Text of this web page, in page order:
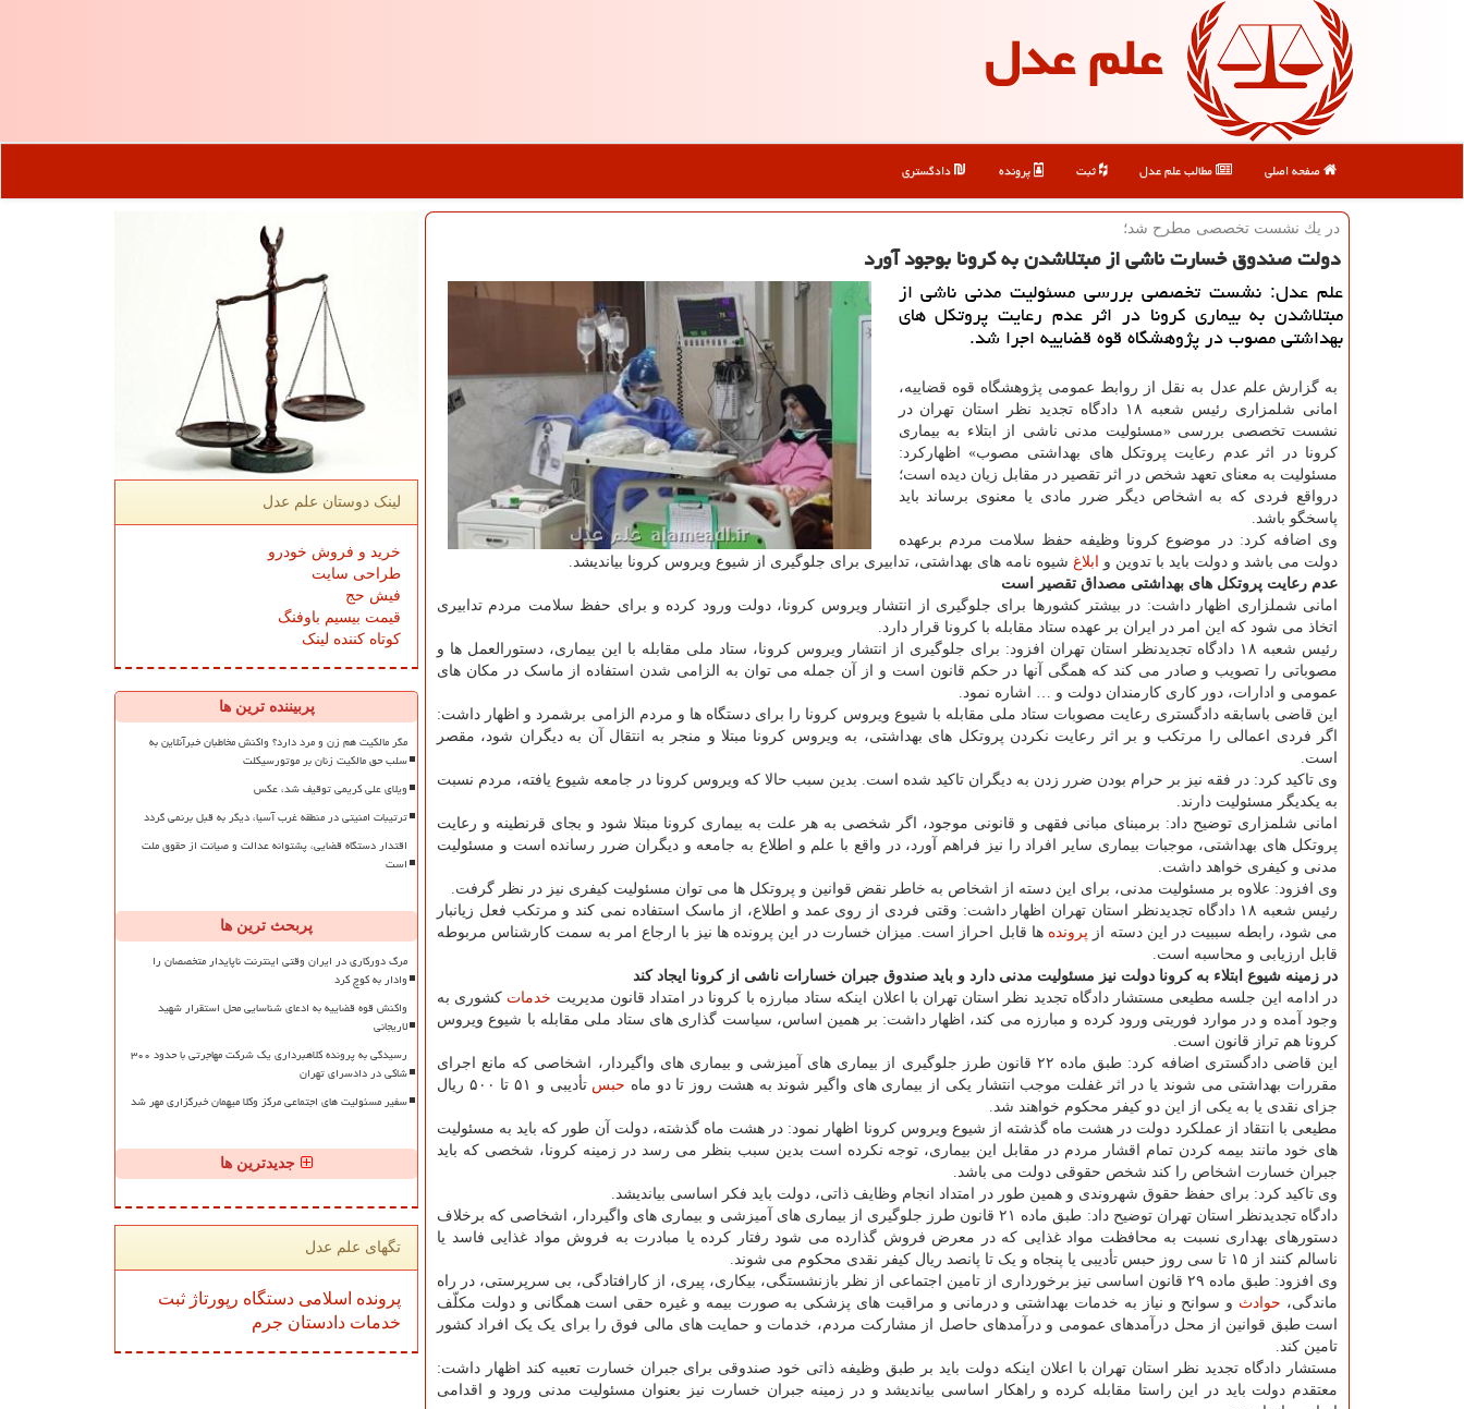
علم عدل
صفحه اصلی مطالب علم عدل ثبت پرونده دادگستری
در یك نشست تخصصی مطرح شد؛
دولت صندوق خسارت ناشی از مبتلاشدن به كرونا بوجود آورد
علم عدل: نشست تخصصی بررسی مسئولیت مدنی ناشی از
مبتلاشدن به بیماری كرونا در اثر عدم رعایت پروتكل های
بهداشتی مصوب در پژوهشگاه قوه قضاییه اجرا شد.
به گزارش علم عدل به نقل از روابط عمومی پژوهشگاه قوه قضاییه،
امانی شلمزاری رئیس شعبه ۱۸ دادگاه تجدید نظر استان تهران در
نشست تخصصی بررسی «مسئولیت مدنی ناشی از ابتلاء به بیماری
کرونا در اثر عدم رعایت پروتکل های بهداشتی مصوب» اظهارکرد:
مسئولیت به معنای تعهد شخص در اثر تقصیر در مقابل زیان دیده است؛
درواقع فردی که به اشخاص دیگر ضرر مادی یا معنوی برساند باید
پاسخگو باشد.
وی اضافه کرد: در موضوع کرونا وظیفه حفظ سلامت مردم برعهده
دولت می باشد و دولت باید با تدوین و
ابلاغ شیوه نامه های بهداشتی، تدابیری برای جلوگیری از شیوع ویروس کرونا بیاندیشد.
عدم رعایت پروتکل های بهداشتی مصداق تقصیر است
امانی شملزاری اظهار داشت: در بیشتر کشورها برای جلوگیری از انتشار ویروس کرونا، دولت ورود کرده و برای حفظ سلامت مردم تدابیری
اتخاذ می شود که این امر در ایران بر عهده ستاد مقابله با کرونا قرار دارد.
رئیس شعبه ۱۸ دادگاه تجدیدنظر استان تهران افزود: برای جلوگیری از انتشار ویروس کرونا، ستاد ملی مقابله با این بیماری، دستورالعمل ها و
مصوباتی را تصویب و صادر می کند که همگی آنها در حکم قانون است و از آن جمله می توان به الزامی شدن استفاده از ماسک در مکان های
عمومی و ادارات، دور کاری کارمندان دولت و … اشاره نمود.
این قاضی باسابقه دادگستری رعایت مصوبات ستاد ملی مقابله با شیوع ویروس کرونا را برای دستگاه ها و مردم الزامی برشمرد و اظهار داشت:
اگر فردی اعمالی را مرتکب و بر اثر رعایت نکردن پروتکل های بهداشتی، به ویروس کرونا مبتلا و منجر به انتقال آن به دیگران شود، مقصر
است.
وی تاکید کرد: در فقه نیز بر حرام بودن ضرر زدن به دیگران تاکید شده است. بدین سبب حالا که ویروس کرونا در جامعه شیوع یافته، مردم نسبت
به یکدیگر مسئولیت دارند.
امانی شلمزاری توضیح داد: برمبنای مبانی فقهی و قانونی موجود، اگر شخصی به هر علت به بیماری کرونا مبتلا شود و بجای قرنطینه و رعایت
پروتکل های بهداشتی، موجبات بیماری سایر افراد را نیز فراهم آورد، در واقع با علم و اطلاع به جامعه و دیگران ضرر رسانده است و مسئولیت
مدنی و کیفری خواهد داشت.
وی افزود: علاوه بر مسئولیت مدنی، برای این دسته از اشخاص به خاطر نقض قوانین و پروتکل ها می توان مسئولیت کیفری نیز در نظر گرفت.
رئیس شعبه ۱۸ دادگاه تجدیدنظر استان تهران اظهار داشت: وقتی فردی از روی عمد و اطلاع، از ماسک استفاده نمی کند و مرتکب فعل زیانبار
می شود، رابطه سببیت در این دسته از پرونده ها قابل احراز است. میزان خسارت در این پرونده ها نیز با ارجاع امر به سمت کارشناس مربوطه
قابل ارزیابی و محاسبه است.
در زمینه شیوع ابتلاء به کرونا دولت نیز مسئولیت مدنی دارد و باید صندوق جبران خسارات ناشی از کرونا ایجاد کند
در ادامه این جلسه مطیعی مستشار دادگاه تجدید نظر استان تهران با اعلان اینکه ستاد مبارزه با کرونا در امتداد قانون مدیریت خدمات کشوری به
وجود آمده و در موارد فوریتی ورود کرده و مبارزه می کند، اظهار داشت: بر همین اساس، سیاست گذاری های ستاد ملی مقابله با شیوع ویروس
کرونا هم تراز قانون است.
این قاضی دادگستری اضافه کرد: طبق ماده ۲۲ قانون طرز جلوگیری از بیماری های آمیزشی و بیماری های واگیردار، اشخاصی که مانع اجرای
مقررات بهداشتی می شوند یا در اثر غفلت موجب انتشار یکی از بیماری های واگیر شوند به هشت روز تا دو ماه حبس
تأدیبی و ۵۱ تا ۵۰۰ ریال
جزای نقدی یا به یکی از این دو کیفر محکوم خواهند شد.
مطیعی با انتقاد از عملکرد دولت در هشت ماه گذشته از شیوع ویروس کرونا اظهار نمود: در هشت ماه گذشته، دولت آن طور که باید به مسئولیت
های خود مانند بیمه کردن تمام اقشار مردم در مقابل این بیماری، توجه نکرده است بدین سبب بنظر می رسد در زمینه کرونا، شخصی که باید
جبران خسارت اشخاص را کند شخص حقوقی دولت می باشد.
وی تاکید کرد: برای حفظ حقوق شهروندی و همین طور در امتداد انجام وظایف ذاتی، دولت باید فکر اساسی بیاندیشد.
دادگاه تجدیدنظر استان تهران توضیح داد: طبق ماده ۲۱ قانون طرز جلوگیری از بیماری های آمیزشی و بیماری های واگیردار، اشخاصی که برخلاف
دستورهای بهداری نسبت به محافظت مواد غذایی که در معرض فروش گذارده می شود رفتار کرده یا مبادرت به فروش مواد غذایی فاسد یا
ناسالم کنند از ۱۵ تا سی روز حبس تأدیبی یا پنجاه و یک تا پانصد ریال کیفر نقدی محکوم می شوند.
وی افزود: طبق ماده ۲۹ قانون اساسی نیز برخورداری از تامین اجتماعی از نظر بازنشستگی، بیکاری، پیری، از کارافتادگی، بی سرپرستی، در راه
ماندگی، حوادث و سوانح و نیاز به خدمات بهداشتی و درمانی و مراقبت های پزشکی به صورت بیمه و غیره حقی است همگانی و دولت مکلّف
است طبق قوانین از محل درآمدهای عمومی و درآمدهای حاصل از مشارکت مردم، خدمات و حمایت های مالی فوق را برای یک یک افراد کشور
تامین کند.
مستشار دادگاه تجدید نظر استان تهران با اعلان اینکه دولت باید بر طبق وظیفه ذاتی خود صندوقی برای جبران خسارت تعبیه کند اظهار داشت:
معتقدم دولت باید در این راستا مقابله کرده و راهکار اساسی بیاندیشد و در زمینه جبران خسارت نیز بعنوان مسئولیت مدنی ورود و اقدامی
لینک دوستان علم عدل
خرید و فروش خودرو
طراحی سایت
فیش حج
قیمت بیسیم باوفنگ
کوتاه کننده لینک
پربیننده ترین ها
مگر مالکیت هم زن و مرد دارد؟ واکنش مخاطبان خبرآنلاین به
سلب حق مالکیت زنان بر موتورسیکلت
ویلای علی کریمی توقیف شد، عکس
ترتیبات امنیتی در منطقه غرب آسیا، دیگر به قبل برنمی گردد
اقتدار دستگاه قضایی، پشتوانه عدالت و صیانت از حقوق ملت
است
پربحث ترین ها
مرگ دورکاری در ایران وقتی اینترنت ناپایدار متخصصان را
وادار به کوچ کرد
واکنش قوه قضاییه به ادعای شناسایی محل استقرار شهید
لاریجانی
رسیدگی به پرونده کلاهبرداری یک شرکت مهاجرتی با حدود ۳۰۰
شاکی در دادسرای تهران
سفیر مسئولیت های اجتماعی مرکز وکلا میهمان خبرگزاری مهر شد
جدیدترین ها
تگهای علم عدل
پرونده اسلامی دستگاه رپورتاژ ثبت
خدمات دادستان جرم